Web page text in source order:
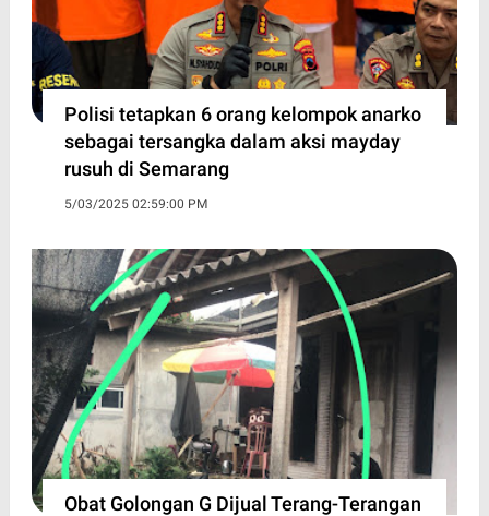
Polisi tetapkan 6 orang kelompok anarko
sebagai tersangka dalam aksi mayday
rusuh di Semarang
5/03/2025 02:59:00 PM
Obat Golongan G Dijual Terang-Terangan